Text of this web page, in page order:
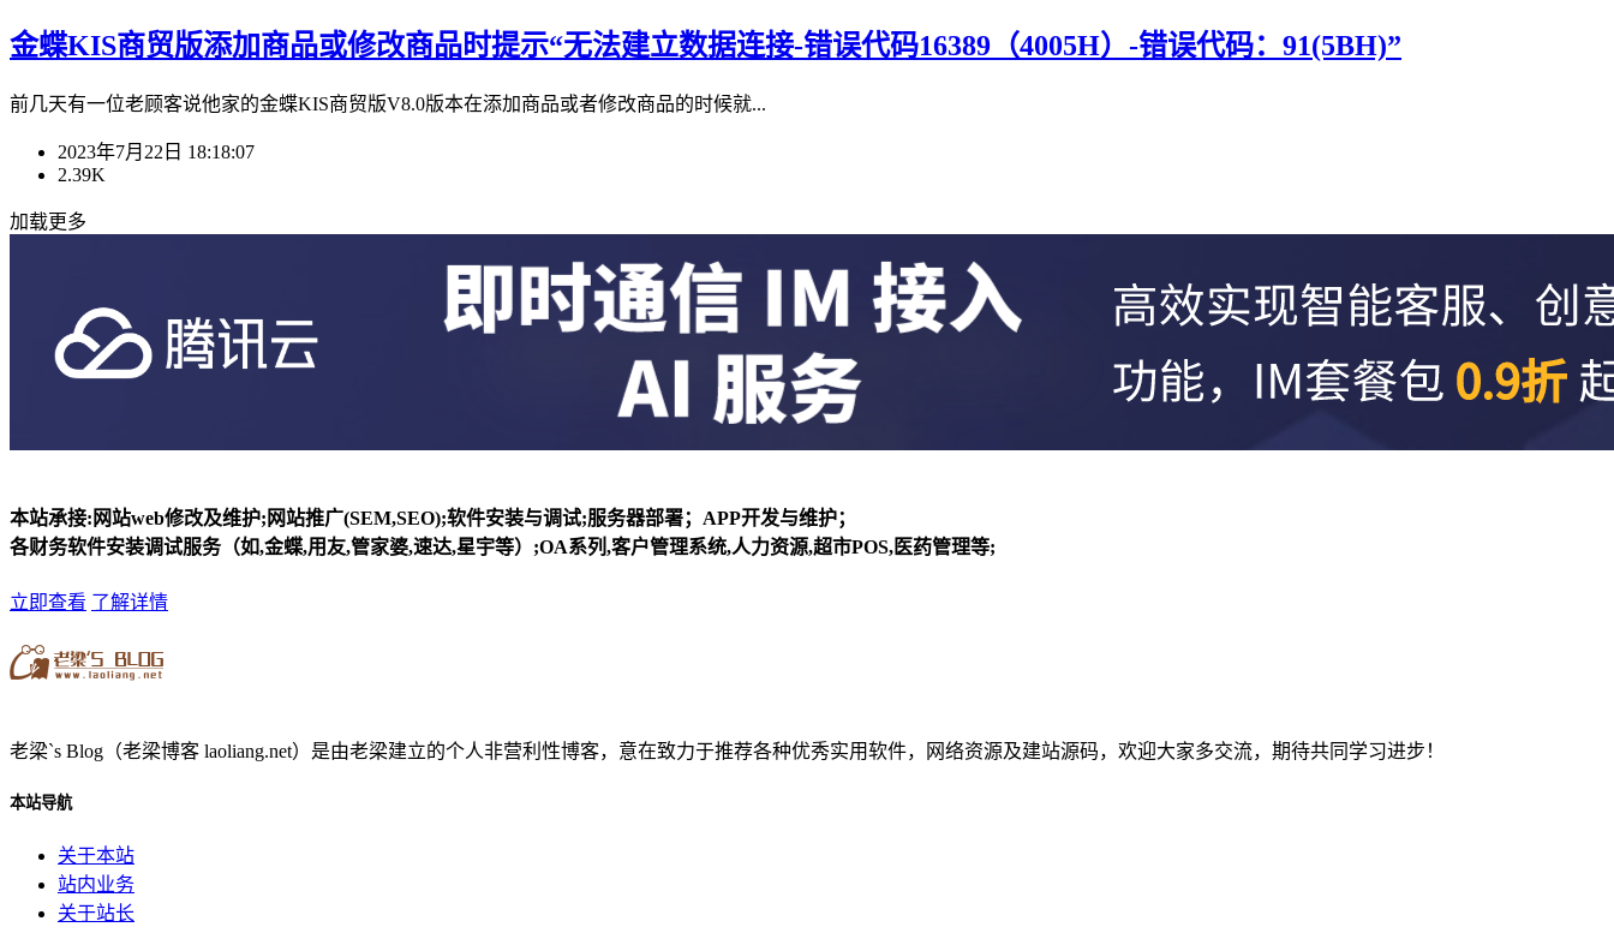
金蝶KIS商贸版添加商品或修改商品时提示“无法建立数据连接-错误代码16389（4005H）-错误代码：91(5BH)”
前几天有一位老顾客说他家的金蝶KIS商贸版V8.0版本在添加商品或者修改商品的时候就...
2023年7月22日 18:18:07
2.39K
加载更多
本站承接:网站web修改及维护;网站推广(SEM,SEO);软件安装与调试;服务器部署；APP开发与维护；
各财务软件安装调试服务（如,金蝶,用友,管家婆,速达,星宇等）;OA系列,客户管理系统,人力资源,超市POS,医药管理等;
立即查看 了解详情
老梁`s Blog（老梁博客 laoliang.net）是由老梁建立的个人非营利性博客，意在致力于推荐各种优秀实用软件，网络资源及建站源码，欢迎大家多交流，期待共同学习进步！
本站导航
关于本站
站内业务
关于站长